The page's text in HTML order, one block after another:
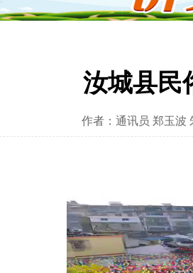
汝城县民
作者：通讯员 郑玉波